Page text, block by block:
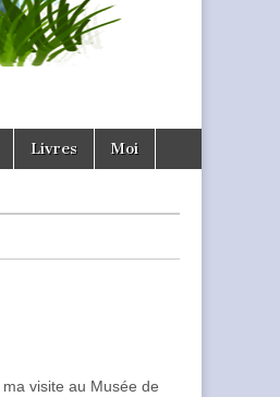
Livres Moi
visite au Musée de